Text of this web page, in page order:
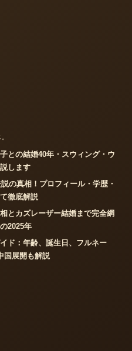
との結婚40年・スウィング・ウ
します
の真相！プロフィール・学歴・
徹底解説
とカズレーザー結婚まで完全網
2025年
ド：年齢、誕生日、フルネー
国展開も解説